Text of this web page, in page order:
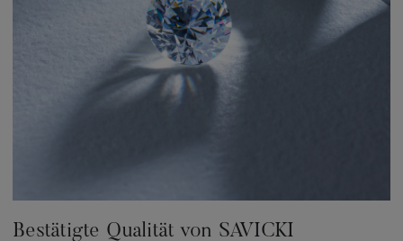
Bestätigte Qualität von SAVICKI